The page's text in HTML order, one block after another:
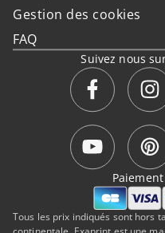
Gestion des cookies
FAQ
Suivez nous
Tous les prix indiqués sont hors